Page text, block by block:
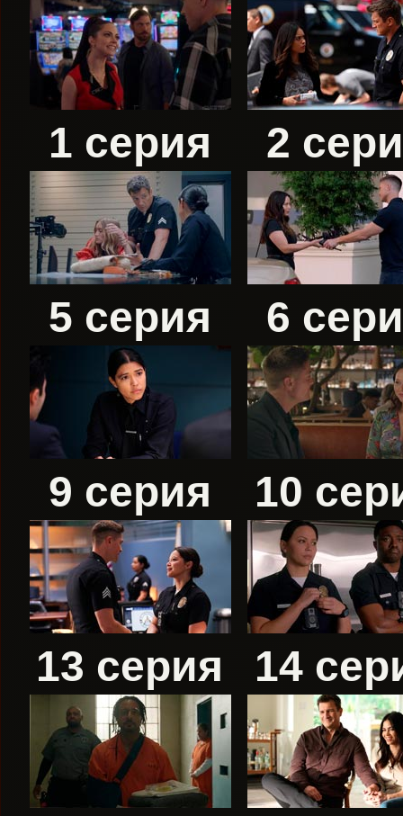
1 серия 2
5 серия 6
9 серия 10
13 серия 14